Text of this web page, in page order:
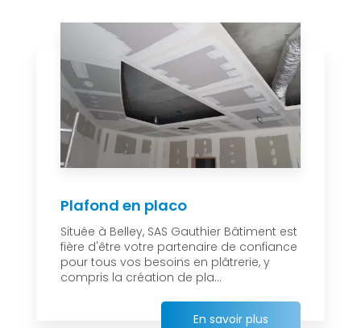
Plafond en placo
Située à Belley, SAS Gauthier Bâtiment est
fière d'être votre partenaire de confiance
pour tous vos besoins en plâtrerie, y
compris la création de pla...
En savoir plus